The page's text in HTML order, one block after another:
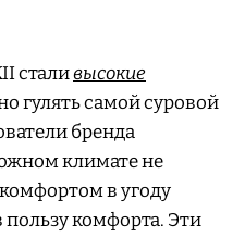
сталивысокие
гулять самой суровой
бренда
климате не
в угоду
пользу комфорта. Эти